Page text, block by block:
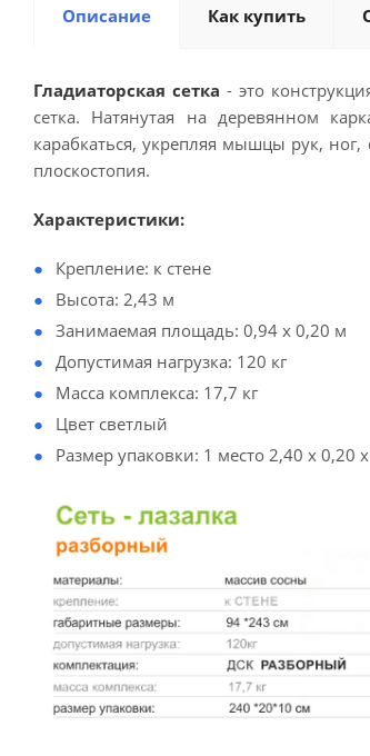
Описание Как купить
Гладиаторская сетка - это
сетка. Натянутая на деревянном
карабкаться, укрепляя мышцы рук,
плоскостопия.
Характеристики:
Крепление: к стене
Высота: 2,43 м
Занимаемая площадь: 0,94 х 0,20 м
Допустимая нагрузка: 120 кг
Масса комплекса: 17,7 кг
Цвет светлый
Размер упаковки: 1 место 2,40 х 0,20